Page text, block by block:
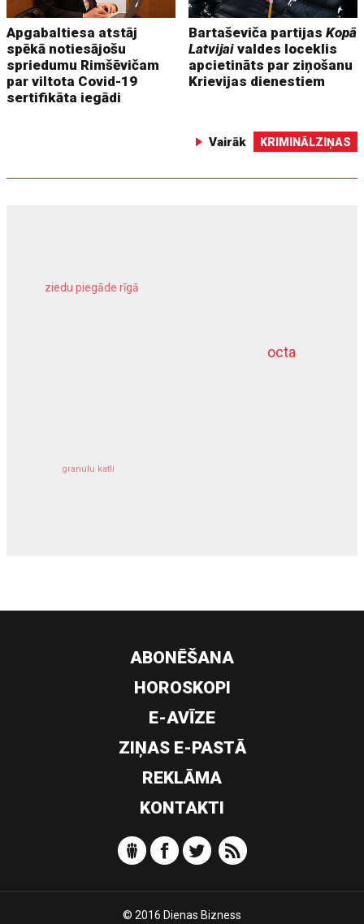
Apgabaltiesa atstāj
spēkā notiesājošu
spriedumu Rimšēvičam
par viltota Covid-19
sertifikāta iegādi
Bartaševiča partijasKopā
Latvijai valdes loceklis
apcietināts par ziņošanu
Krievijas dienestiem
Vairāk KRIMINĀLZIŅAS
octa
ziedu piegāde rīgā
granulu katli
dziļurbums
ABONĒŠANA
HOROSKOPI
E-AVĪZE
ZIŅAS E-PASTĀ
REKLĀMA
KONTAKTI
© 2016 Dienas Bizness